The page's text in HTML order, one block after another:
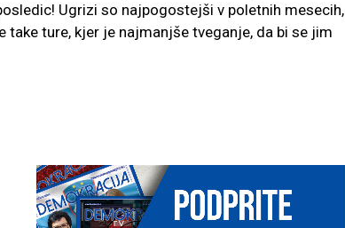
Ugrizi so najpogostejši v poletnih mesecih,
take ture, kjer je najmanjše tveganje, da bi se jim